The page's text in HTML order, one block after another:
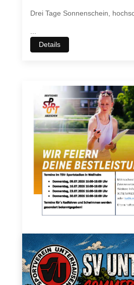
Drei Tage Sonnenschein,
Details
Hol dir das Deutsche
Sonntag, 21. Juni 2026
Im Juli geht´s wieder los - wir
Sportabzeichen-Saison.